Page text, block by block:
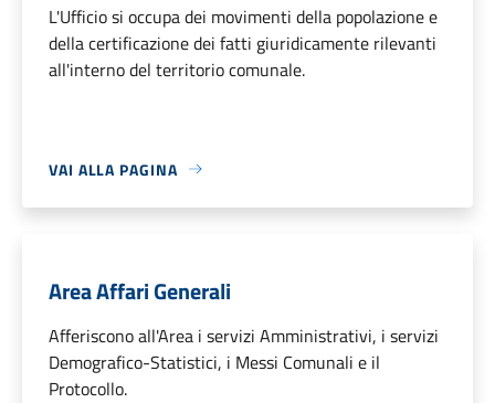
L'Ufficio si occupa dei movimenti della popolazione e
della certificazione dei fatti giuridicamente rilevanti
all'interno del territorio comunale.
VAI ALLA PAGINA
Area Affari Generali
Afferiscono all'Area i servizi Amministrativi, i servizi
Demografico-Statistici, i Messi Comunali e il
Protocollo.